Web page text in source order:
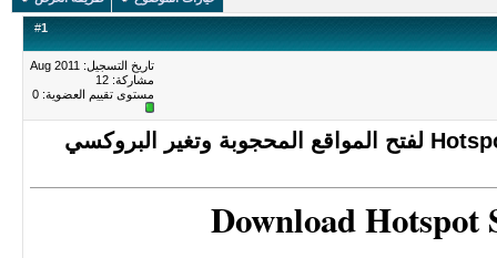
#1
تاريخ التسجيل: Aug 2011
مشاركة: 12
مستوى تقييم العضوية: 0
هوت سبوت شيلد Hotspot Shield 2.52 لفتح المواقع المحجوبة وتغير البروكسي
Download Hotspot